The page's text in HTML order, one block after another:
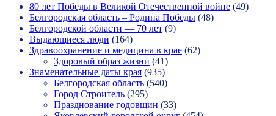
80 лет Победы в Великой Отечественной войне (49)
Белгородская область – Родина Победы (48)
Белгородской области — 70 лет (9)
Выдающиеся люди (164)
Здравоохранение и медицина в крае (62)
Здоровый образ жизни (41)
Знаменательные даты края (935)
Белгородская область (540)
Город Строитель (295)
Празднование годовщин (33)